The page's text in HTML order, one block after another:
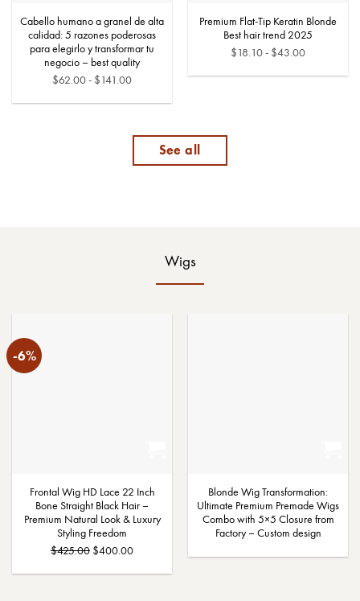
Cabello humano a granel de alta
calidad: 5 razones poderosas
para elegirlo y transformar tu
negocio – best quality
$62.00- $141.00Rango
$62.00
hasta
Premium Flat-Tip Keratin Blonde
Best hair trend 2025
$18.10- $43.00Rango
See all
Wigs
-6%
Frontal Wig HD Lace 22 Inch
Bone Straight Black Hair –
Premium Natural Look & Luxury
Styling Freedom
$425.00 El
$400.00El
Blonde Wig Transformation:
Ultimate Premium Premade Wigs
Combo with 5×5 Closure from
Factory – Custom design